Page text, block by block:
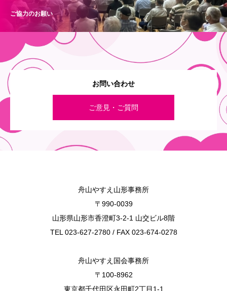
ご協力のお願い
お問い合わせ
ご意見・ご質問
舟山やすえ山形事務所
〒990-0039
山形県山形市香澄町3-2-1 山交ビル8階
TEL 023-627-2780 / FAX 023-674-0278
舟山やすえ国会事務所
〒100-8962
東京都千代田区永田町2丁目1-1